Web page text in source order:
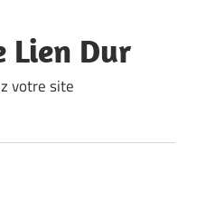
Lien Dur
votre site